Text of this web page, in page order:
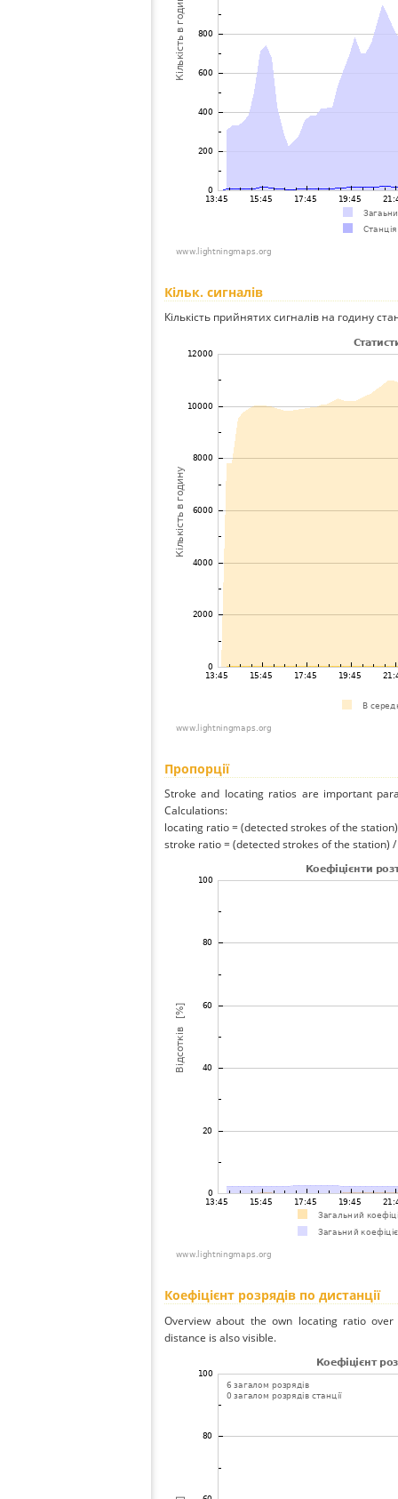
Кільк. сигналів
Кількість прийнятих сигналів на годину
Пропорції
Stroke and locating ratios are important
Calculations:
locating ratio = (detected strokes of the
stroke ratio = (detected strokes of the station)
Коефіцієнт розрядів по дистанції
Overview about the own locating ratio
distance is also visible.